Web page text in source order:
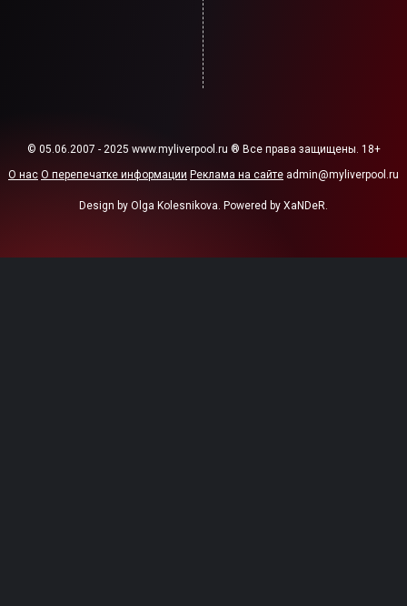
© 05.06.2007 - 2025 www.myliverpool.ru ® Все права защищены. 18+
О нас О перепечатке информации Реклама на сайте admin@myliverpool.ru
Design by Olga Kolesnikova. Powered by XaNDeR.